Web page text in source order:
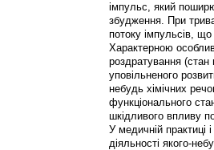
імпульс, який
збудження. При
потоку імпульсів,
Характерною
роздратування
уповільненого
небудь хімічних
функціонального
шкідливого впливу
У медичній практиці
діяльності якого-